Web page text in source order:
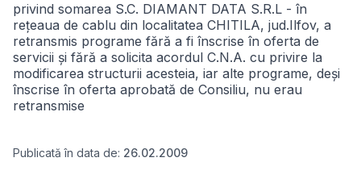
privind somarea S.C. DIAMANT DATA S.R.L - în
rețeaua de cablu din localitatea CHITILA, jud.Ilfov, a
retransmis programe fără a fi înscrise în oferta de
servicii și fără a solicita acordul C.N.A. cu privire la
modificarea structurii acesteia, iar alte programe, deși
înscrise în oferta aprobată de Consiliu, nu erau
retransmise
Publicată în data de: 26.02.2009